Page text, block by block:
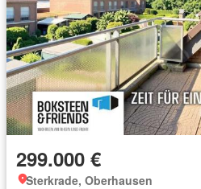
299.000 €
Sterkrade, Oberhausen